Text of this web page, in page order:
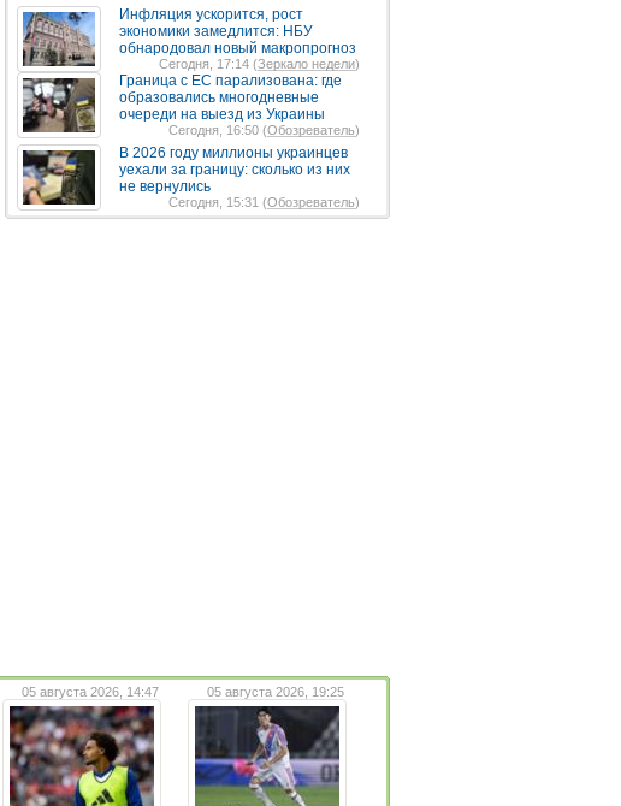
Инфляция ускорится, рост
экономики замедлится: НБУ
обнародовал новый макропрогноз
Сегодня, 17:14 (Зеркало недели)
Граница с ЕС парализована: где
образовались многодневные
очереди на выезд из Украины
Сегодня, 16:50 (Обозреватель)
В 2026 году миллионы украинцев
уехали за границу: сколько из них
не вернулись
Сегодня, 15:31 (Обозреватель)
05 августа 2026, 14:47 05 августа 2026, 19:25